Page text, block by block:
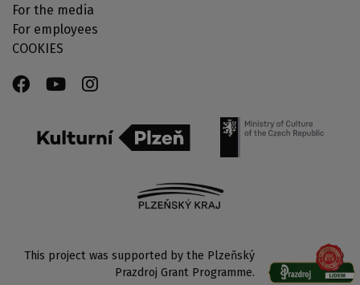
For the media
For employees
COOKIES
This project was supported by the Plzeňský
Prazdroj Grant Programme.